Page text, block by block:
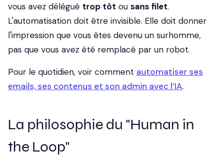
vous avez délégué trop tôt ou sans filet.
L'automatisation doit être invisible. Elle doit donner
l'impression que vous êtes devenu un surhomme,
pas que vous avez été remplacé par un robot.
Pour le quotidien, voir comment automatiser ses
emails, ses contenus et son admin avec l’IA.
La philosophie du "Human in
the Loop"